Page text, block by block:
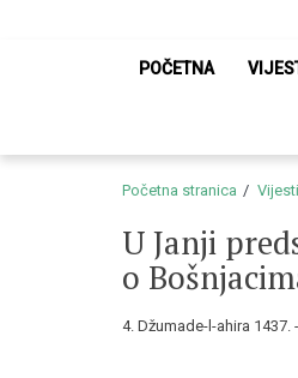
POČETNA
Početna stranica Vijesti
U Janji
o
4. Džumade-l-ahira 1437.